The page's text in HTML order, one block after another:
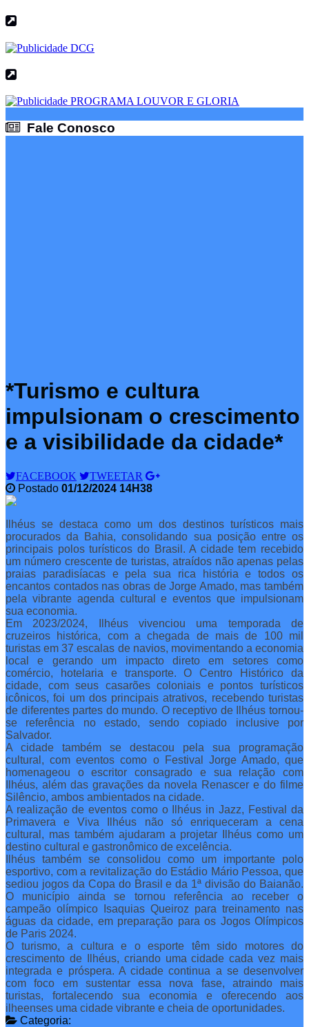
Fale Conosco
*Turismo e cultura
impulsionam o crescimento
e a visibilidade da cidade*
FACEBOOK
TWEETAR
Postado 01/12/2024 14H38
Ilhéus se destaca como um dos destinos turísticos mais
procurados da Bahia, consolidando sua posição entre os
principais polos turísticos do Brasil. A cidade tem recebido
um número crescente de turistas, atraídos não apenas pelas
praias paradisíacas e pela sua rica história e todos os
encantos contados nas obras de Jorge Amado, mas também
pela vibrante agenda cultural e eventos que impulsionam
sua economia.
Em 2023/2024, Ilhéus vivenciou uma temporada de
cruzeiros histórica, com a chegada de mais de 100 mil
turistas em 37 escalas de navios, movimentando a economia
local e gerando um impacto direto em setores como
comércio, hotelaria e transporte. O Centro Histórico da
cidade, com seus casarões coloniais e pontos turísticos
icônicos, foi um dos principais atrativos, recebendo turistas
de diferentes partes do mundo. O receptivo de Ilhéus tornou-
se referência no estado, sendo copiado inclusive por
Salvador.
A cidade também se destacou pela sua programação
cultural, com eventos como o Festival Jorge Amado, que
homenageou o escritor consagrado e sua relação com
Ilhéus, além das gravações da novela Renascer e do filme
Silêncio, ambos ambientados na cidade.
A realização de eventos como o Ilhéus in Jazz, Festival da
Primavera e Viva Ilhéus não só enriqueceram a cena
cultural, mas também ajudaram a projetar Ilhéus como um
destino cultural e gastronômico de excelência.
Ilhéus também se consolidou como um importante polo
esportivo, com a revitalização do Estádio Mário Pessoa, que
sediou jogos da Copa do Brasil e da 1ª divisão do Baianão.
O município ainda se tornou referência ao receber o
campeão olímpico Isaquias Queiroz para treinamento nas
águas da cidade, em preparação para os Jogos Olímpicos
de Paris 2024.
O turismo, a cultura e o esporte têm sido motores do
crescimento de Ilhéus, criando uma cidade cada vez mais
integrada e próspera. A cidade continua a se desenvolver
com foco em sustentar essa nova fase, atraindo mais
turistas, fortalecendo sua economia e oferecendo aos
ilheenses uma cidade vibrante e cheia de oportunidades.
Categoria: